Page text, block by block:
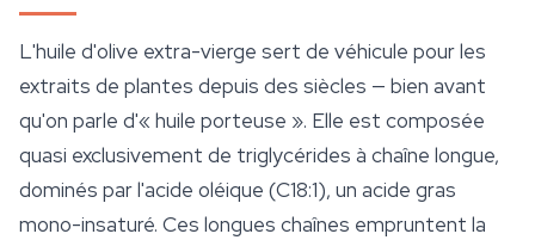
L'huile d'olive extra-vierge sert de véhicule pour les
extraits de plantes depuis des siècles — bien avant
qu'on parle d'« huile porteuse ». Elle est composée
quasi exclusivement de triglycérides à chaîne longue,
dominés par l'acide oléique (C18:1), un acide gras
mono-insaturé. Ces longues chaînes empruntent la